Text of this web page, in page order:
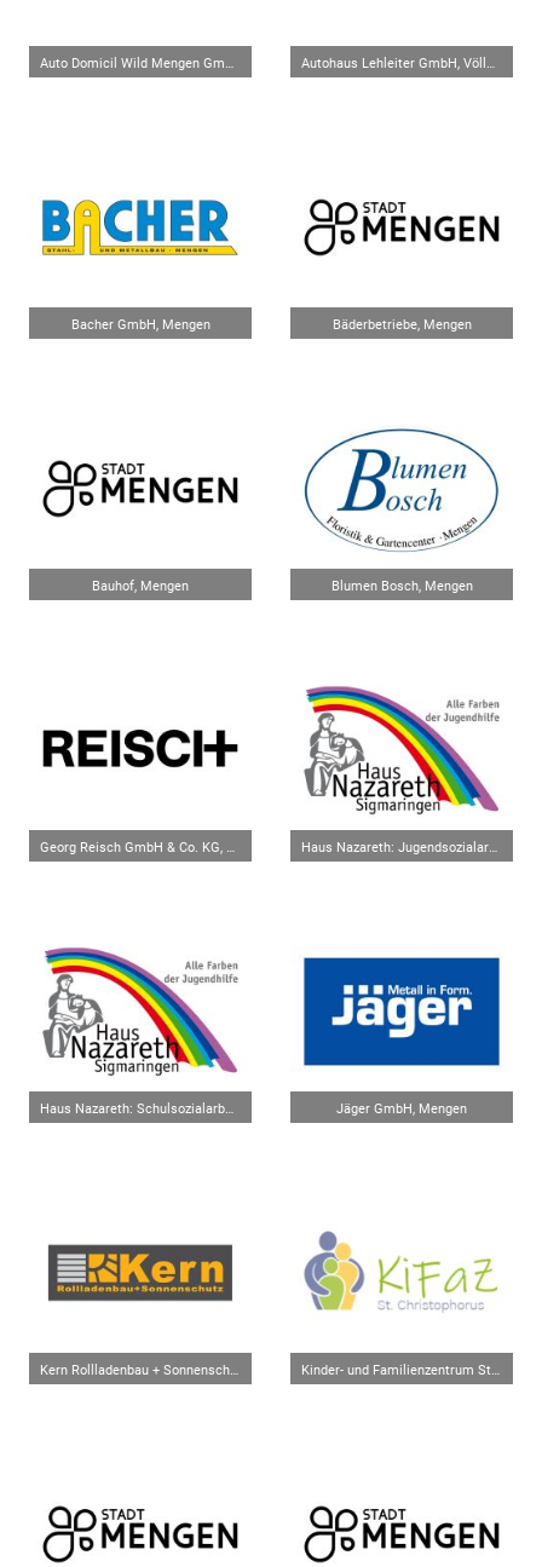
Auto Domicil Wild Mengen GmbH, Mengen Autohaus Lehleiter GmbH, Völlkofen
Bacher GmbH, Mengen Bäderbetriebe, Mengen
Bauhof, Mengen Blumen Bosch, Mengen
Georg Reisch GmbH & Co. KG, Bad Saulgau Haus Nazareth: Jugendsozialarbeit Herbertingen
Haus Nazareth: Schulsozialarbeit Hohentengen Jäger GmbH, Mengen
Kern Rollladenbau + Sonnenschutz GmbH, Hohentengen Kinder- und Familienzentrum St. Christophorus, Mengen-Ennetach